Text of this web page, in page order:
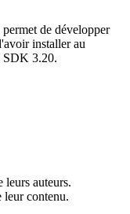
de développer
installer au
SDK 3.20.
leurs auteurs.
leur contenu.